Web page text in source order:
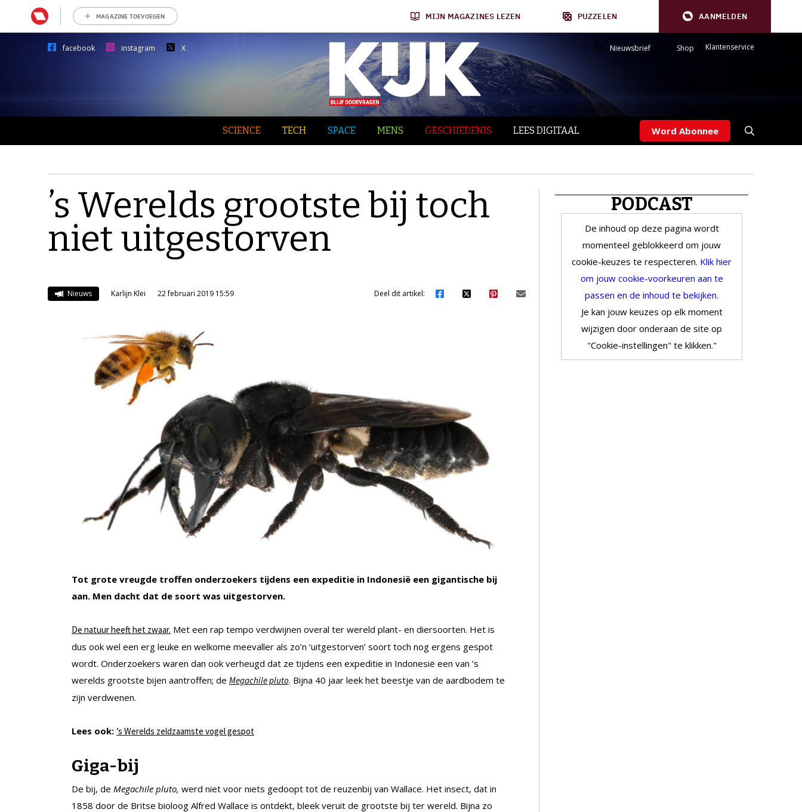
MAGAZINE TOEVOEGEN MIJN MAGAZINES LEZEN PUZZELEN AANMELDEN
facebook instagram X Nieuwsbrief Shop Klantenservice
SCIENCE TECH SPACE MENS GESCHIEDENIS LEES DIGITAAL Word Abonnee
’s Werelds grootste bij toch
niet uitgestorven
Nieuws Karlijn Klei 22 februari 2019 15:59 Deel dit artikel:
Tot grote vreugde troffen onderzoekers tijdens een expeditie in Indonesië een gigantische bij
aan. Men dacht dat de soort was uitgestorven.
De natuur heeft het zwaar. Met een rap tempo verdwijnen overal ter wereld plant- en diersoorten. Het is
dus ook wel een erg leuke en welkome meevaller als zo’n ‘uitgestorven’ soort toch nog ergens gespot
wordt. Onderzoekers waren dan ook verheugd dat ze tijdens een expeditie in Indonesië een van ’s
werelds grootste bijen aantroffen; de Megachile pluto. Bijna 40 jaar leek het beestje van de aardbodem te
zijn verdwenen.
Lees ook: ’s Werelds zeldzaamste vogel gespot
Giga-bij
De bij, de Megachile pluto, werd niet voor niets gedoopt tot de reuzenbij van Wallace. Het insect, dat in
1858 door de Britse bioloog Alfred Wallace is ontdekt, bleek veruit de grootste bij ter wereld. Bijna zo
PODCAST
De inhoud op deze pagina wordt
momenteel geblokkeerd om jouw
cookie-keuzes te respecteren. Klik hier
om jouw cookie-voorkeuren aan te
passen en de inhoud te bekijken.
Je kan jouw keuzes op elk moment
wijzigen door onderaan de site op
"Cookie-instellingen" te klikken."